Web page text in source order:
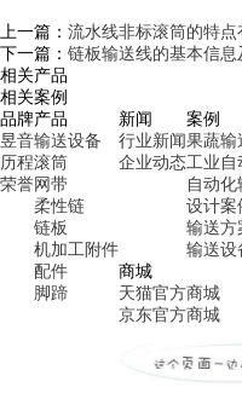
上一篇： 流水线非标滚筒的特点
下一篇： 链板输送线的基本信息
相关产品
相关案例
品牌
昱音
历程
荣誉
产品
输送设备
滚筒
网带
柔性链
链板
机加工附件
配件
脚蹄
新闻
行业新闻
企业动态
案例
果蔬输
工业自
自动化
设计案
输送方
输送设
商城
天猫官方商城
京东官方商城